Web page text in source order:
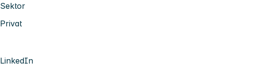
Sektor
Privat
LinkedIn